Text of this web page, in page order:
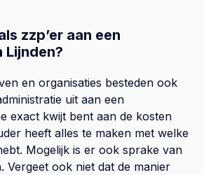
zzp’er aan een
Lijnden?
en organisaties besteden ook
uit aan een
exact kwijt bent aan de kosten
heeft alles te maken met welke
Mogelijk is er ook sprake van
Vergeet ook niet dat de manier